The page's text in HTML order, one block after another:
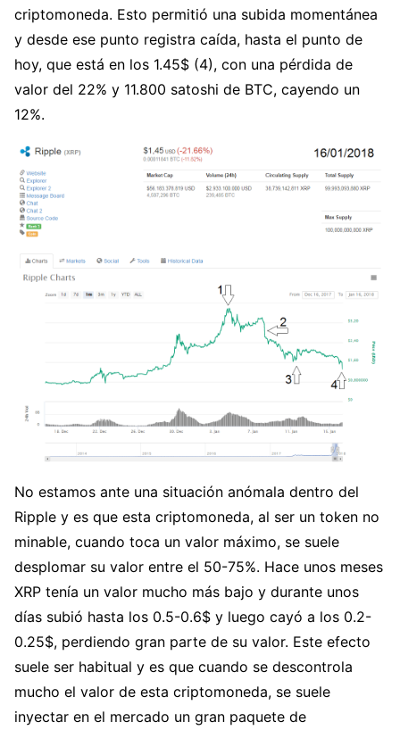
criptomoneda. Esto permitió una subida momentánea
y desde ese punto registra caída, hasta el punto de
hoy, que está en los 1.45$ (4), con una pérdida de
valor del 22% y 11.800 satoshi de BTC, cayendo un
12%.
No estamos ante una situación anómala dentro del
Ripple y es que esta criptomoneda, al ser un token no
minable, cuando toca un valor máximo, se suele
desplomar su valor entre el 50-75%. Hace unos meses
XRP tenía un valor mucho más bajo y durante unos
días subió hasta los 0.5-0.6$ y luego cayó a los 0.2-
0.25$, perdiendo gran parte de su valor. Este efecto
suele ser habitual y es que cuando se descontrola
mucho el valor de esta criptomoneda, se suele
inyectar en el mercado un gran paquete de